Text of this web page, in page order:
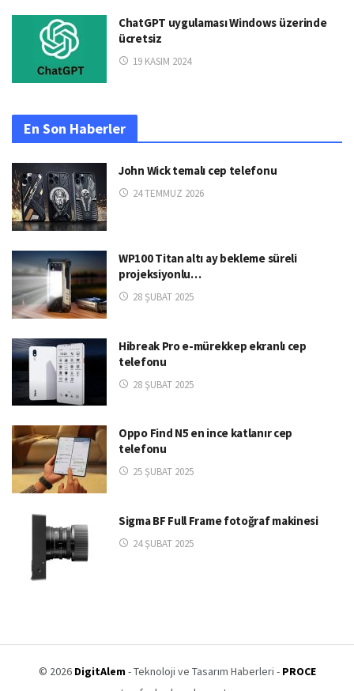
ChatGPT uygulaması Windows üzerinde
ücretsiz
19 KASIM 2024
En Son Haberler
John Wick temalı cep telefonu
24 TEMMUZ 2026
WP100 Titan altı ay bekleme süreli
projeksiyonlu…
28 ŞUBAT 2025
Hibreak Pro e-mürekkep ekranlı cep
telefonu
28 ŞUBAT 2025
Oppo Find N5 en ince katlanır cep
telefonu
25 ŞUBAT 2025
Sigma BF Full Frame fotoğraf makinesi
24 ŞUBAT 2025
© 2026 DigitAlem- Teknoloji ve Tasarım Haberleri - PROCE